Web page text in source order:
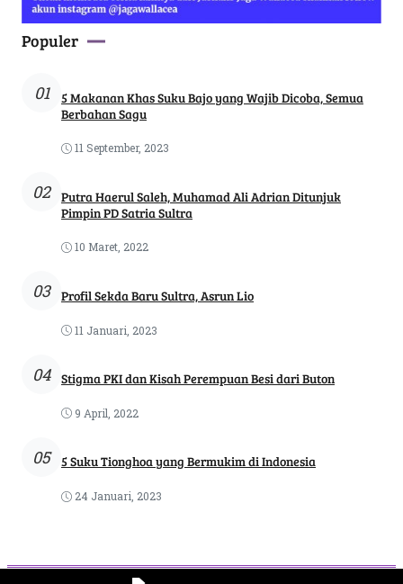
Populer
01
5 Makanan Khas Suku Bajo yang Wajib Dicoba, Semua
Berbahan Sagu
11 September, 2023
02
Putra Haerul Saleh, Muhamad Ali Adrian Ditunjuk
Pimpin PD Satria Sultra
10 Maret, 2022
03 Profil Sekda Baru Sultra, Asrun Lio
11 Januari, 2023
04 Stigma PKI dan Kisah Perempuan Besi dari Buton
9 April, 2022
05 5 Suku Tionghoa yang Bermukim di Indonesia
24 Januari, 2023